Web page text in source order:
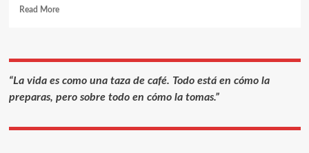
Read More
“La vida es como una taza de café. Todo está en cómo la
preparas, pero sobre todo en cómo la tomas.”